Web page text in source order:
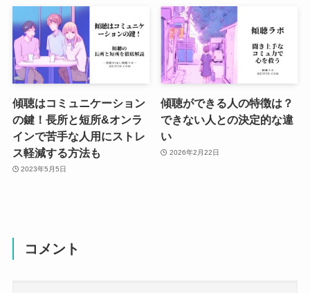
傾聴はコミュニケーション
の鍵！長所と短所&オンラ
インで苦手な人用にストレ
ス軽減する方法も
2023年5月5日
傾聴ができる人の特徴は？
できない人との決定的な違
い
2026年2月22日
コメント